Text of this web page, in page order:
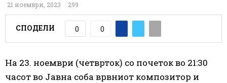
21 ноември, 2023 299
СПОДЕЛИ 0 0
На 23. ноември (четврток) со почеток во 21:30
часот во Јавна соба врвниот композитор и